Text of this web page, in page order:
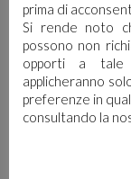
Ti
prima di
Si rende noto
possono non
opporti a tale
applicheranno
preferenze in
consultando la